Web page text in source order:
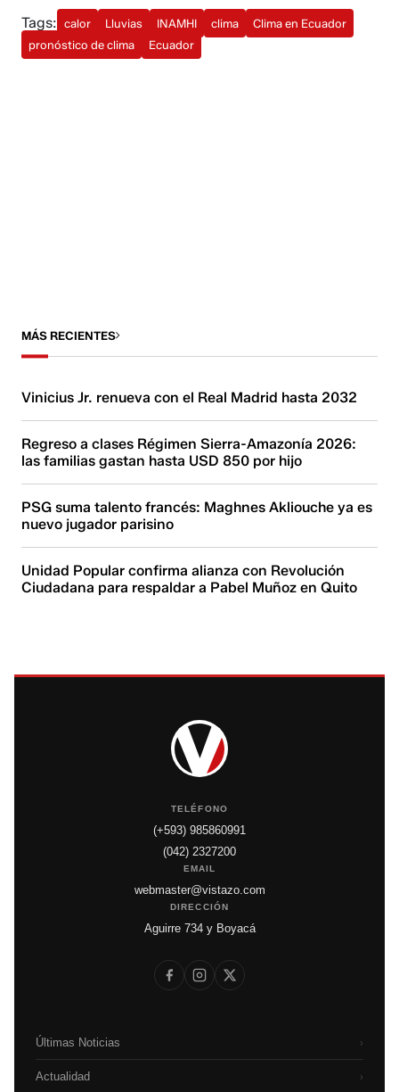
Tags: calor Lluvias INAMHI clima
Clima en Ecuador
pronóstico de clima
Ecuador
MÁS RECIENTES
Vinicius Jr. renueva con el Real Madrid hasta 2032
Regreso a clases Régimen Sierra-Amazonía 2026:
las familias gastan hasta USD 850 por hijo
PSG suma talento francés: Maghnes Akliouche ya es
nuevo jugador parisino
Unidad Popular confirma alianza con Revolución
Ciudadana para respaldar a Pabel Muñoz en Quito
TELÉFONO
(+593) 985860991
(042) 2327200
EMAIL
webmaster@vistazo.com
DIRECCIÓN
Aguirre 734 y Boyacá
Últimas Noticias ›
Actualidad ›